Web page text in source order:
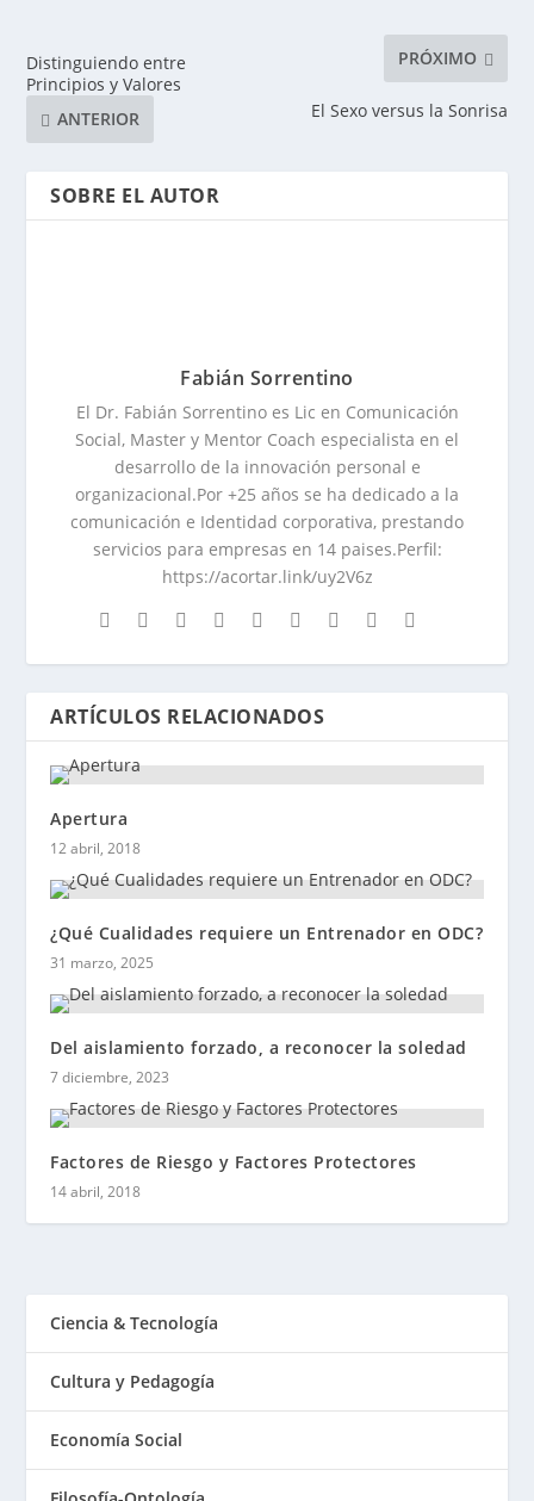
Distinguiendo entre
Principios y Valores
ANTERIOR
PRÓXIMO
El Sexo versus la Sonrisa
SOBRE EL AUTOR
Fabián Sorrentino
El Dr. Fabián Sorrentino es Lic en Comunicación
Social, Master y Mentor Coach especialista en el
desarrollo de la innovación personal e
organizacional.Por +25 años se ha dedicado a la
comunicación e Identidad corporativa, prestando
servicios para empresas en 14 paises.Perfil:
https://acortar.link/uy2V6z
ARTÍCULOS RELACIONADOS
Apertura
12 abril, 2018
¿Qué Cualidades requiere un Entrenador en ODC?
31 marzo, 2025
Del aislamiento forzado, a reconocer la soledad
7 diciembre, 2023
Factores de Riesgo y Factores Protectores
14 abril, 2018
Ciencia & Tecnología
Cultura y Pedagogía
Economía Social